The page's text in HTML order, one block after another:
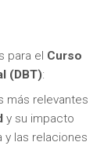
para el Curso
(DBT):
más relevantes
y su impacto
las relaciones